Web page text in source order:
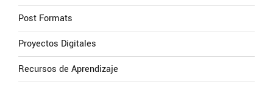
Post Formats
Proyectos Digitales
Recursos de Aprendizaje